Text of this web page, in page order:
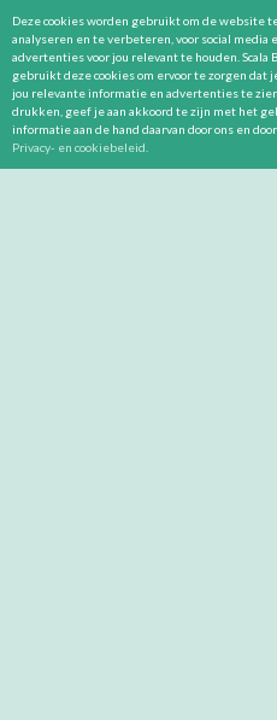
Deze cookies worden gebruikt om de website
analyseren en te verbeteren, voor social media
advertenties voor jou relevant te houden. Scala
gebruikt deze cookies om ervoor te zorgen dat
jou relevante informatie en advertenties te
drukken, geef je aan akkoord te zijn met het
informatie aan de hand daarvan door ons en
Privacy- en cookiebeleid